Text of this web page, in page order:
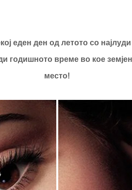
еден ден од летото со
годишното време во кое
место!